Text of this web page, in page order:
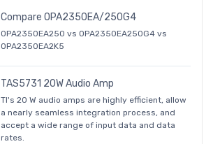
Compare OPA2350EA/250G4
OPA2350EA250 vs OPA2350EA250G4 vs
OPA2350EA2K5
TAS5731 20W Audio Amp
TI's 20 W audio amps are highly efficient, allow
a nearly seamless integration process, and
accept a wide range of input data and data
rates.